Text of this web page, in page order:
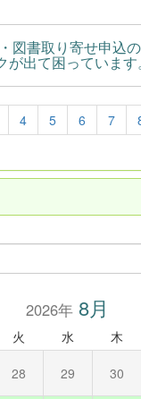
図書取り寄せ申込
出て困っています。
4 5 6 7
2026年8月
火 水 木
28 29 30